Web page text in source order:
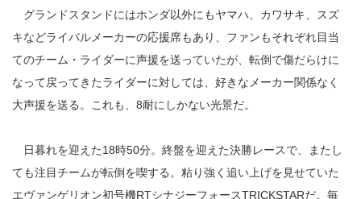
グランドスタンドにはホンダ以外にもヤマハ、カワサキ、スズ
キなどライバルメーカーの応援席もあり、ファンもそれぞれ目当
てのチーム・ライダーに声援を送っていたが、転倒で傷だらけに
なって戻ってきたライダーに対しては、好きなメーカー関係なく
大声援を送る。これも、8耐にしかない光景だ。
日暮れを迎えた18時50分。終盤を迎えた決勝レースで、またし
ても注目チームが転倒を喫する。粘り強く追い上げを見せていた
エヴァンゲリオン初号機RTシナジーフォースTRICKSTARだ。毎